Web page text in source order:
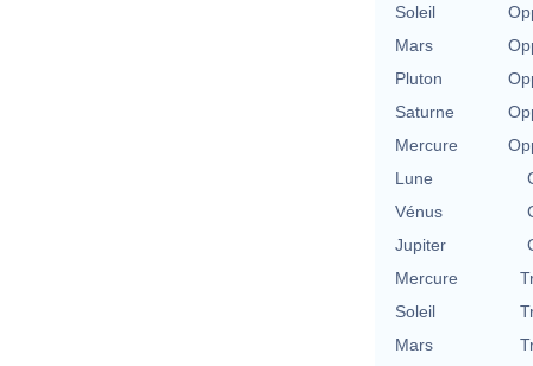
Soleil
Mars
Pluton
Saturne
Mercure
Lune
Vénus
Jupiter
Mercure
Soleil
Mars